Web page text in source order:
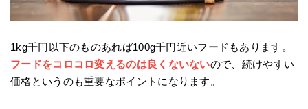
1kg千円以下のものあれば100g千円近いフードもあります。
フードをコロコロ変えるのは良くないないので、続けやすい
価格というのも重要なポイントになります。